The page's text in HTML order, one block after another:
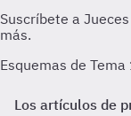
Esquemas de
Los artículos de